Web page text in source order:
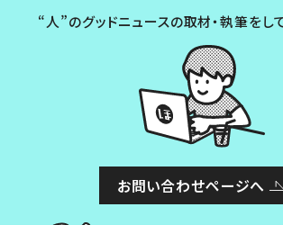
“人”のグッドニュースの取材・執筆をし
お問い合わせページへ